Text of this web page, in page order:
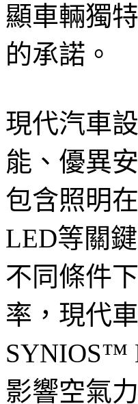
顯車輛獨
的承諾。
現代汽車
能、優異
包含照明
LED等關
不同條件
率，現代
SYNIOS™
影響空氣